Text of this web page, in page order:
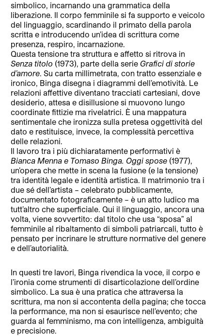
simbolico, incarnando una grammatica della
liberazione. Il corpo femminile si fa supporto e veicolo
del linguaggio, scardinando il primato della parola
scritta e introducendo un’idea di scrittura come
presenza, respiro, incarnazione.
Questa tensione tra struttura e affetto si ritrova in
Senza titolo (1973), parte della serie Grafici di storie
d’amore. Su carta millimetrata, con tratto essenziale e
ironico, Binga disegna i diagrammi dell’emotività. Le
relazioni affettive diventano tracciati cartesiani, dove
desiderio, attesa e disillusione si muovono lungo
coordinate fittizie ma rivelatrici. È una mappatura
sentimentale che ironizza sulla pretesa oggettività del
dato e restituisce, invece, la complessità percettiva
delle relazioni.
Il lavoro tra i più dichiaratamente performativi è
Bianca Menna e Tomaso Binga. Oggi spose (1977),
un’opera che mette in scena la fusione (e la tensione)
tra identità legale e identità artistica. Il matrimonio tra i
due sé dell’artista – celebrato pubblicamente,
documentato fotograficamente – è un atto ludico ma
tutt’altro che superficiale. Qui il linguaggio, ancora una
volta, viene sovvertito: dal titolo che usa “sposa” al
femminile al ribaltamento di simboli patriarcali, tutto è
pensato per incrinare le strutture normative del genere
e dell’autorialità.
In questi tre lavori, Binga rivendica la voce, il corpo e
l’ironia come strumenti di disarticolazione dell’ordine
simbolico. La sua è una pratica che attraversa la
scrittura, ma non si accontenta della pagina; che tocca
la performance, ma non si esaurisce nell’evento; che
guarda al femminismo, ma con intelligenza, ambiguità
e precisione.